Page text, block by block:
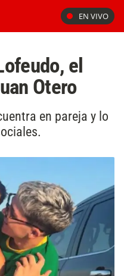
EN VIVO
el
Otero
en pareja y lo